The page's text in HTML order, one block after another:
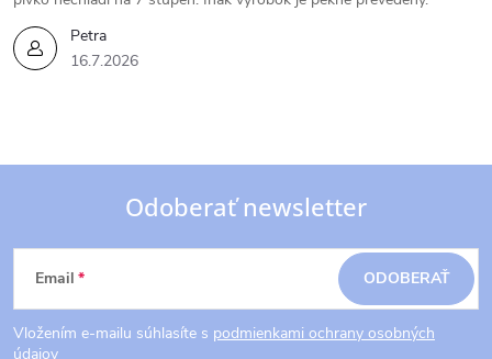
Petra
16.7.2026
Z
á
Odoberať newsletter
Email
Vložením e-mailu súhlasíte s podmienkami ochrany osobných
údajov
ODOBERAŤ